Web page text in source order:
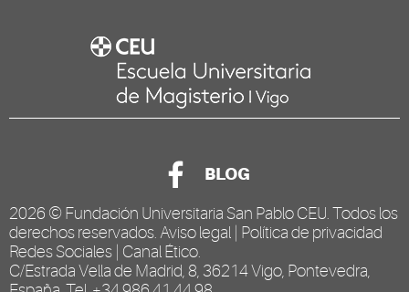
BLOG
2026 © Fundación Universitaria San Pablo CEU . Todos los
derechos reservados. Aviso legal
Política de privacidad
Redes Sociales Canal Ético
C/Estrada Vella de Madrid, 8, 36214 Vigo, Pontevedra,